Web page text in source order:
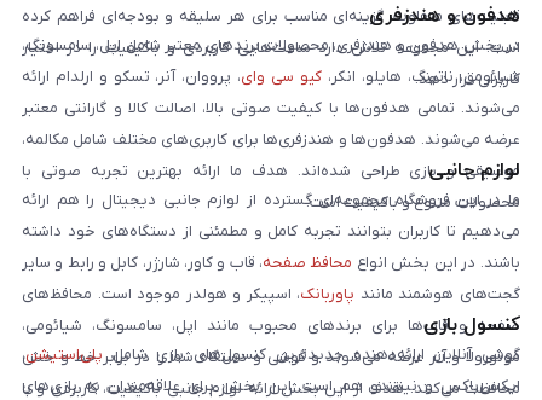
قابلیت‌های متفاوت، گزینه‌ای مناسب برای هر سلیقه و بودجه‌ای فراهم کرده
است. این مجموعه تلاش دارد ساعت‌هایی کاربردی و باکیفیت را در اختیار
کاربران قرار دهد.
هدفون و هندزفری
در بخش هدفون و هندزفری، محصولات برندهای معتبر شامل اپل، سامسونگ،
شیائومی، ناتینگ، هایلو، انکر، کیو سی وای، پرووان، آنر، تسکو و ارلدام ارائه
می‌شوند. تمامی هدفون‌ها با کیفیت صوتی بالا، اصالت کالا و گارانتی معتبر
عرضه می‌شوند. هدفون‌ها و هندزفری‌ها برای کاربری‌های مختلف شامل مکالمه،
موسیقی و بازی طراحی شده‌اند. هدف ما ارائه بهترین تجربه صوتی با
محصولات متنوع و باکیفیت است.
لوازم جانبی
ما در این فروشگاه مجموعه‌ای گسترده از لوازم جانبی دیجیتال را هم ارائه
می‌دهیم تا کاربران بتوانند تجربه کامل و مطمئنی از دستگاه‌های خود داشته
باشند. در این بخش انواع محافظ صفحه، قاب و کاور، شارژر، کابل و رابط و سایر
گجت‌های هوشمند مانند پاوربانک، اسپیکر و هولدر موجود است. محافظ‌های
صفحه و قاب‌ها برای برندهای محبوب مانند اپل، سامسونگ، شیائومی،
موتورولا و آنر عرضه می‌شوند و گوشی و دستگاه شما را در برابر خط و خش
محافظت می‌کنند. هدف از این بخش ارائه لوازم جانبی باکیفیت، کاربردی و با
کنسول بازی
گوشی آنلاین ارائه‌دهنده جدیدترین کنسول‌های بازی شامل پلی‌استیشن،
ایکس‌باکس و نینتندو هم است. این بخش برای علاقه‌مندان به بازی‌های